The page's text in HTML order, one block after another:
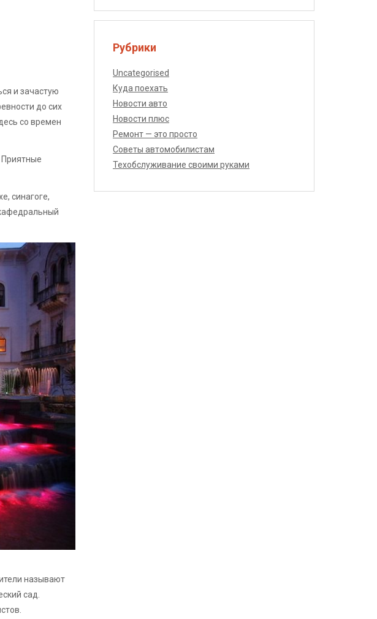
и зачастую
до сих
со времен
Приятные
синагоге,
называют
сад.
Рубрики
Uncategorised
Куда поехать
Новости авто
Новости плюс
Ремонт — это просто
Советы автомобилистам
Техобслуживание своими руками